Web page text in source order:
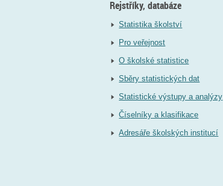
Rejstříky, databáze
Statistika školství
Pro veřejnost
O školské statistice
Sběry statistických dat
Statistické výstupy a analýzy
Číselníky a klasifikace
Adresáře školských institucí